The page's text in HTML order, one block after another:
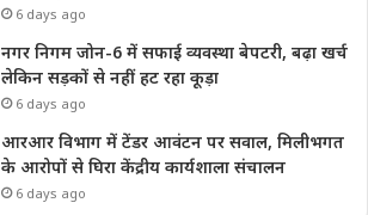
6 days ago
नगर निगम जोन-6 में सफाई व्यवस्था बेपटरी, बढ़ा खर्च
लेकिन सड़कों से नहीं हट रहा कूड़ा
6 days ago
आरआर विभाग में टेंडर आवंटन पर सवाल, मिलीभगत
के आरोपों से घिरा केंद्रीय कार्यशाला संचालन
6 days ago